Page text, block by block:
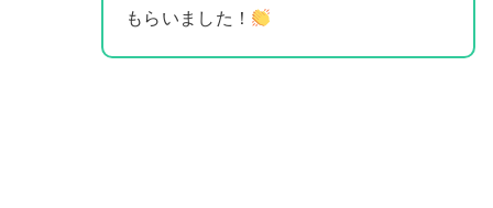
もらいました！